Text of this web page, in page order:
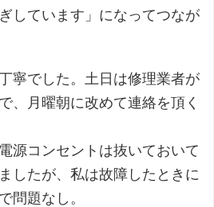
しています」になってつなが
寧でした。土日は修理業者が
、月曜朝に改めて連絡を頂く
源コンセントは抜いておいて
したが、私は故障したときに
問題なし。